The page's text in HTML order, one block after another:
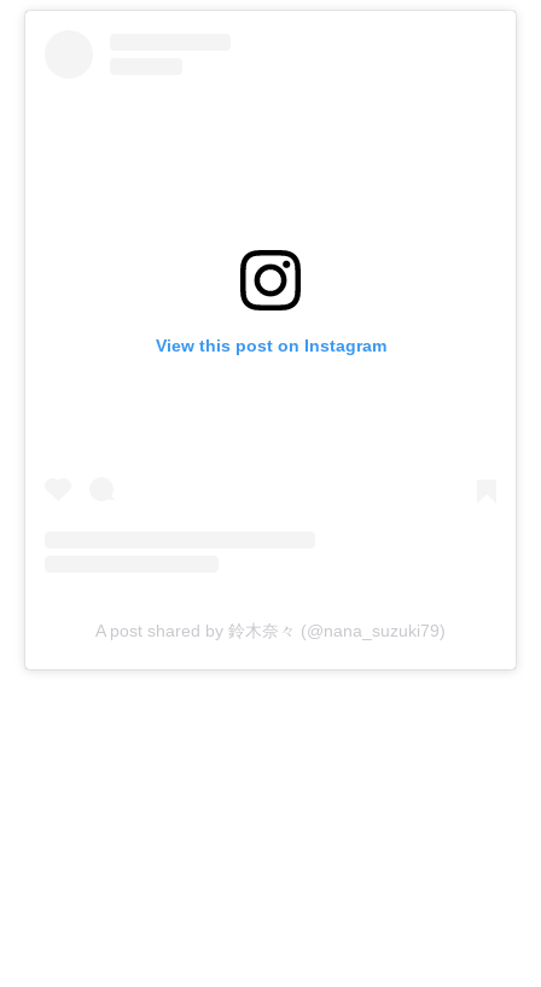
View this post on Instagram
A post shared by 鈴木奈々 (@nana_suzuki79)